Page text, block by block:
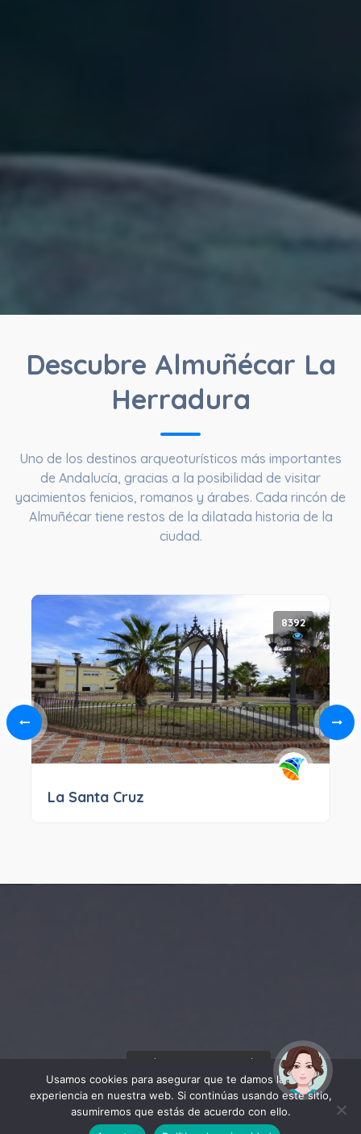
Descubre Almuñécar La
Herradura
Uno de los destinos arqueoturísticos más importantes
de Andalucía, gracias a la posibilidad de visitar
yacimientos fenicios, romanos y árabes. Cada rincón de
Almuñécar tiene restos de la dilatada historia de la
ciudad.
8392
La Santa Cruz
Usamos cookies para asegurar que te damos la mejor
experiencia en nuestra web. Si continúas usando este sitio,
asumiremos que estás de acuerdo con ello.
¡Hola! Soy Noy. ¿Puedo
ayudarte?